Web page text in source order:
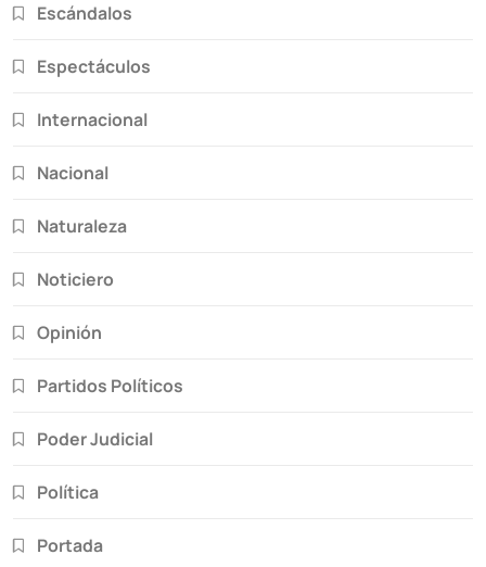
Escándalos
Espectáculos
Internacional
Nacional
Naturaleza
Noticiero
Opinión
Partidos Políticos
Poder Judicial
Política
Portada